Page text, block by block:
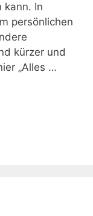
kann. In
persönlichen
kürzer und
„Alles …